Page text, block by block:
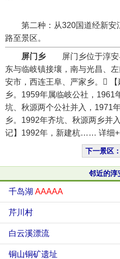
第二种：从320国道经新安
路至景区。
屏门乡 屏门乡位于淳安
东与临岐镇接壤，南与光昌、
安市，西连王阜、严家乡。
乡。1959年属临岐公社，1961
坑、秋源两个公社并入，1971
乡。1992年齐坑、秋源两乡并
记】1992年，新建杭…… 详细
下一景区
邻近的淳
千岛湖 AAAAA
芹川村
白云溪漂流
铜山铜矿遗址